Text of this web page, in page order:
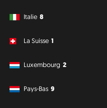
Italie 8
La Suisse 1
Luxembourg 2
Pays-Bas 9